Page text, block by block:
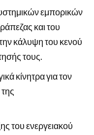
εμπορικών
και του
κάλυψη του κενού
τους.
κίνητρα για τον
του ενεργειακού